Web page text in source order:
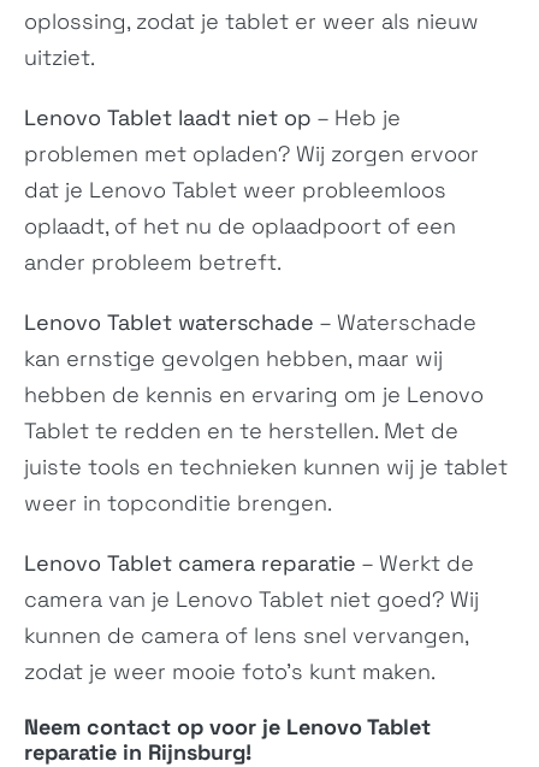
Tab P11 Gen 2
N/A
Tab M10 Gen 3
N/A
Pad Pro 2022
N/A
Tab M10 Plus (3rd
Gen)
Legion Y700
N/A
Tab P11 5G
oplossing, zodat je tablet er weer als nieuw
uitziet.
Lenovo Tablet laadt niet op – Heb je
problemen met opladen? Wij zorgen ervoor
dat je Lenovo Tablet weer probleemloos
oplaadt, of het nu de oplaadpoort of een
ander probleem betreft.
Lenovo Tablet waterschade – Waterschade
kan ernstige gevolgen hebben, maar wij
hebben de kennis en ervaring om je Lenovo
Tablet te redden en te herstellen. Met de
juiste tools en technieken kunnen wij je tablet
weer in topconditie brengen.
Lenovo Tablet camera reparatie – Werkt de
camera van je Lenovo Tablet niet goed? Wij
kunnen de camera of lens snel vervangen,
zodat je weer mooie foto’s kunt maken.
Neem contact op voor je Lenovo Tablet
reparatie in Rijnsburg!